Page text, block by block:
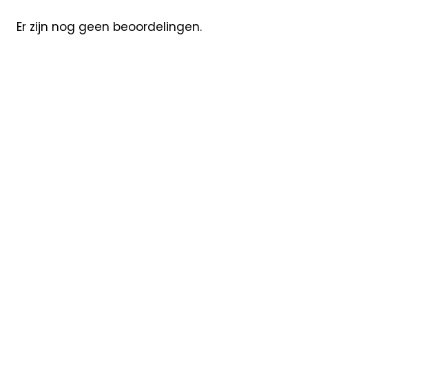
Er zijn nog geen beoordelingen.